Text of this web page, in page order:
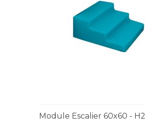
Module Escalier 60x60 -